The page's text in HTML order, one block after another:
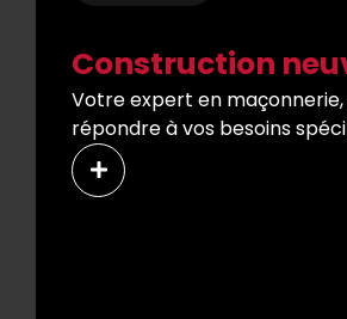
Construction
Votre expert en
répondre à vos besoins